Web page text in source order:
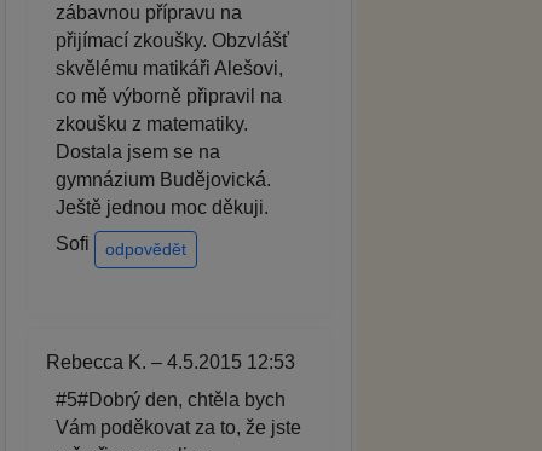
zábavnou přípravu na
přijímací zkoušky. Obzvlášť
skvělému matikáři Alešovi,
co mě výborně připravil na
zkoušku z matematiky.
Dostala jsem se na
gymnázium Budějovická.
Ještě jednou moc děkuji.
Sofi
odpovědět
Rebecca K. – 4.5.2015 12:53
#5#Dobrý den, chtěla bych
Vám poděkovat za to, že jste